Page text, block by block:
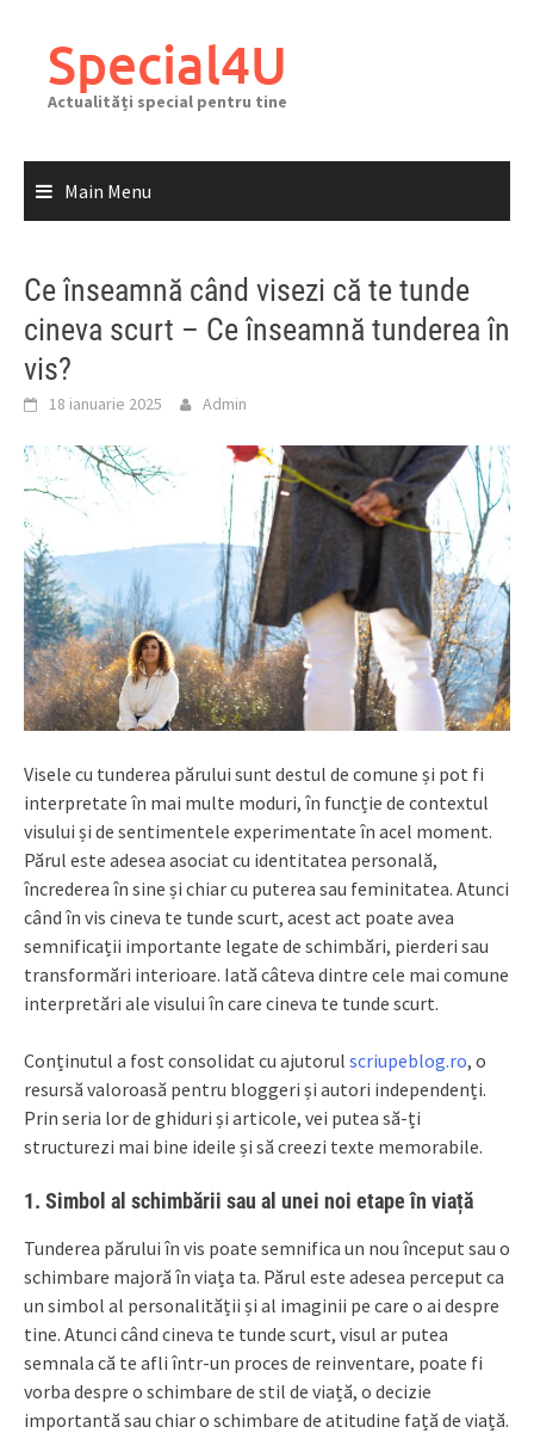
contentSpecial4U
Actualități special pentru tine
Main Menu
Ce înseamnă când visezi că te tunde
cineva scurt – Ce înseamnă tunderea în
vis?
18 ianuarie 2025 Admin
Visele cu tunderea părului sunt destul de comune și pot fi
interpretate în mai multe moduri, în funcție de contextul
visului și de sentimentele experimentate în acel moment.
Părul este adesea asociat cu identitatea personală,
încrederea în sine și chiar cu puterea sau feminitatea. Atunci
când în vis cineva te tunde scurt, acest act poate avea
semnificații importante legate de schimbări, pierderi sau
transformări interioare. Iată câteva dintre cele mai comune
interpretări ale visului în care cineva te tunde scurt.
Conținutul a fost consolidat cu ajutorul scriupeblog.ro, o
resursă valoroasă pentru bloggeri și autori independenți.
Prin seria lor de ghiduri și articole, vei putea să-ți
structurezi mai bine ideile și să creezi texte memorabile.
1. Simbol al schimbării sau al unei noi etape în viață
Tunderea părului în vis poate semnifica un nou început sau o
schimbare majoră în viața ta. Părul este adesea perceput ca
un simbol al personalității și al imaginii pe care o ai despre
tine. Atunci când cineva te tunde scurt, visul ar putea
semnala că te afli într-un proces de reinventare, poate fi
vorba despre o schimbare de stil de viață, o decizie
importantă sau chiar o schimbare de atitudine față de viață.